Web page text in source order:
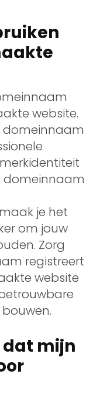
website.
domeinnaam
domeinnaam
je het
om jouw
Zorg
registreert
website
dat mijn